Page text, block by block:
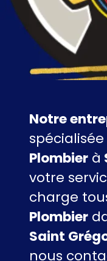
Notre
Plombier à
votre
charge
Plombier
Saint
nous